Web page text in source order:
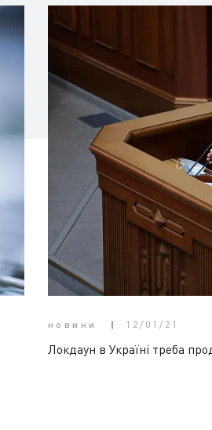
новини 12/01/21
Локдаун в Україні треба